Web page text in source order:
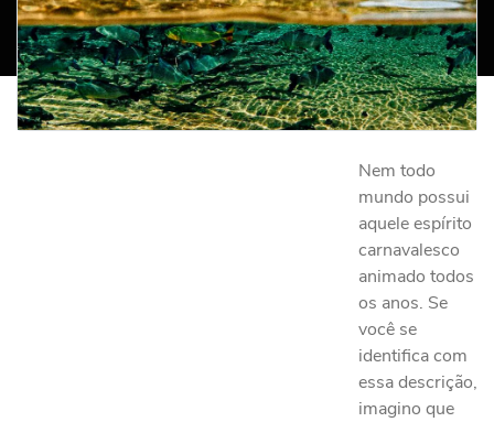
Nem todo
mundo possui
aquele espírito
carnavalesco
animado todos
os anos. Se
você se
identifica com
essa descrição,
imagino que